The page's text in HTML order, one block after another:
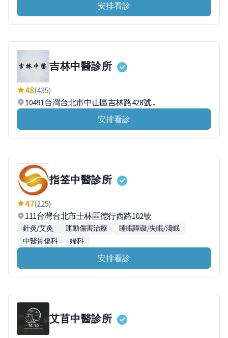
安排看診
吉林中醫診所
4.8(435)
10491台灣台北市中山區吉林路428號...
安排看診
指筌中醫診所
4.7(225)
111台灣台北市士林區德行西路102號
針灸/艾灸 運動傷害治療
睡眠障礙/失眠/淺眠
中醫骨傷科
婦科
安排看診
艾苜中醫診所